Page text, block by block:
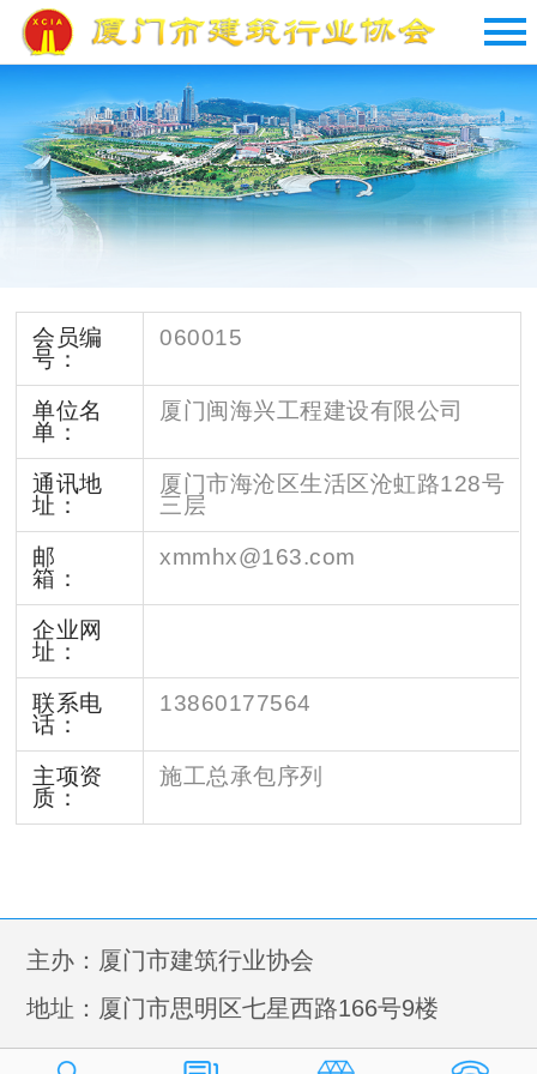
会员编
号：
060015
单位名
单：
厦门闽海兴工程建设有限公司
通讯地
址：
厦门市海沧区生活区沧虹路128号
三层
邮
箱：
xmmhx@163.com
企业网
址：
联系电
话：
13860177564
主项资
质：
施工总承包序列
主办：厦门市建筑行业协会
地址：厦门市思明区七星西路166号9楼